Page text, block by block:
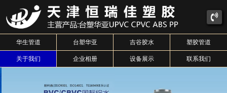
华生管道 台塑华亚 吉谷胶水 塑胶管道
关于我们 企业相册 设备展示 联系我们